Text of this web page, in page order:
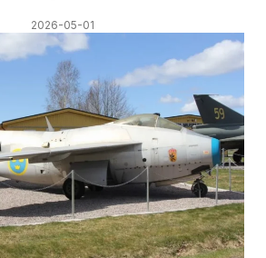
2026-05-01